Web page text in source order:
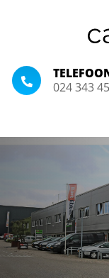
024 343